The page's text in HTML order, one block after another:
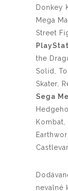
Donkey
Mega
Street
the
Solid,
Skater,
Sega
Kombat,
nevalné